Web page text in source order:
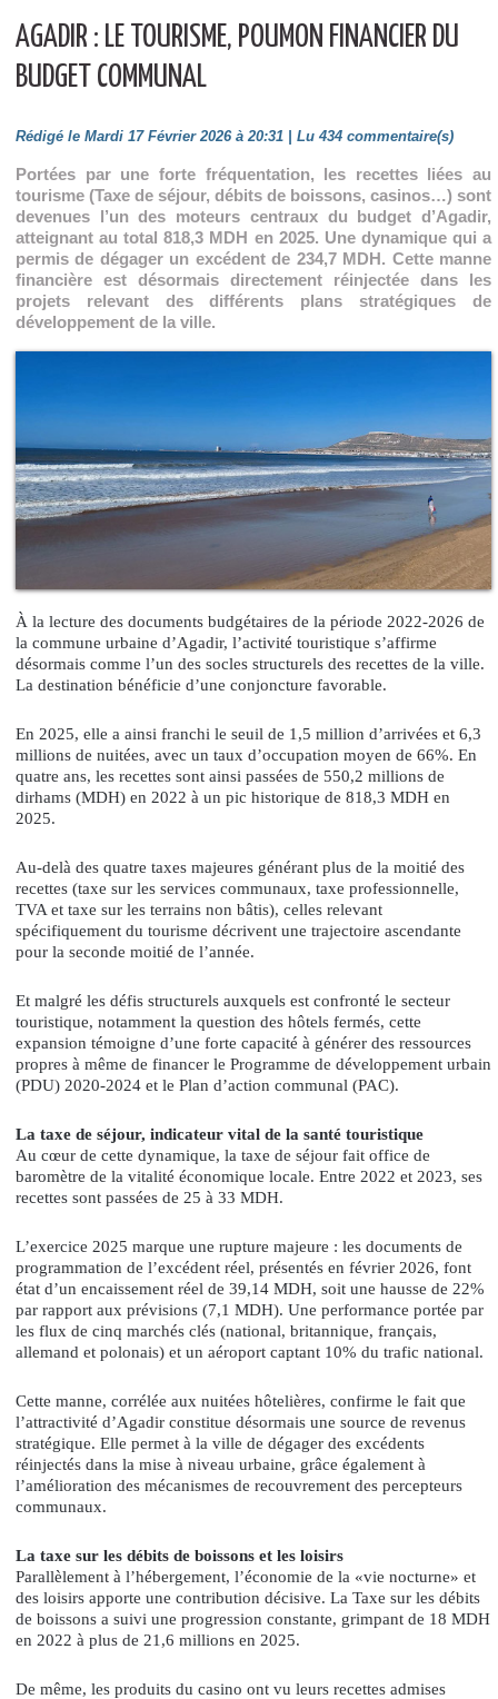
AGADIR : LE TOURISME, POUMON FINANCIER DU
BUDGET COMMUNAL
Rédigé le Mardi 17 Février 2026 à 20:31 | Lu 434 commentaire(s)
Portées par une forte fréquentation, les recettes liées au
tourisme (Taxe de séjour, débits de boissons, casinos…) sont
devenues l’un des moteurs centraux du budget d’Agadir,
atteignant au total 818,3 MDH en 2025. Une dynamique qui a
permis de dégager un excédent de 234,7 MDH. Cette manne
financière est désormais directement réinjectée dans les
projets relevant des différents plans stratégiques de
développement de la ville.
À la lecture des documents budgétaires de la période 2022-2026 de
la commune urbaine d’Agadir, l’activité touristique s’affirme
désormais comme l’un des socles structurels des recettes de la ville.
La destination bénéficie d’une conjoncture favorable.
En 2025, elle a ainsi franchi le seuil de 1,5 million d’arrivées et 6,3
millions de nuitées, avec un taux d’occupation moyen de 66%. En
quatre ans, les recettes sont ainsi passées de 550,2 millions de
dirhams (MDH) en 2022 à un pic historique de 818,3 MDH en
2025.
Au-delà des quatre taxes majeures générant plus de la moitié des
recettes (taxe sur les services communaux, taxe professionnelle,
TVA et taxe sur les terrains non bâtis), celles relevant
spécifiquement du tourisme décrivent une trajectoire ascendante
pour la seconde moitié de l’année.
Et malgré les défis structurels auxquels est confronté le secteur
touristique, notamment la question des hôtels fermés, cette
expansion témoigne d’une forte capacité à générer des ressources
propres à même de financer le Programme de développement urbain
(PDU) 2020-2024 et le Plan d’action communal (PAC).
La taxe de séjour, indicateur vital de la santé touristique
Au cœur de cette dynamique, la taxe de séjour fait office de
baromètre de la vitalité économique locale. Entre 2022 et 2023, ses
recettes sont passées de 25 à 33 MDH.
L’exercice 2025 marque une rupture majeure : les documents de
programmation de l’excédent réel, présentés en février 2026, font
état d’un encaissement réel de 39,14 MDH, soit une hausse de 22%
par rapport aux prévisions (7,1 MDH). Une performance portée par
les flux de cinq marchés clés (national, britannique, français,
allemand et polonais) et un aéroport captant 10% du trafic national.
Cette manne, corrélée aux nuitées hôtelières, confirme le fait que
l’attractivité d’Agadir constitue désormais une source de revenus
stratégique. Elle permet à la ville de dégager des excédents
réinjectés dans la mise à niveau urbaine, grâce également à
l’amélioration des mécanismes de recouvrement des percepteurs
communaux.
La taxe sur les débits de boissons et les loisirs
Parallèlement à l’hébergement, l’économie de la «vie nocturne» et
des loisirs apporte une contribution décisive. La Taxe sur les débits
de boissons a suivi une progression constante, grimpant de 18 MDH
en 2022 à plus de 21,6 millions en 2025.
De même, les produits du casino ont vu leurs recettes admises